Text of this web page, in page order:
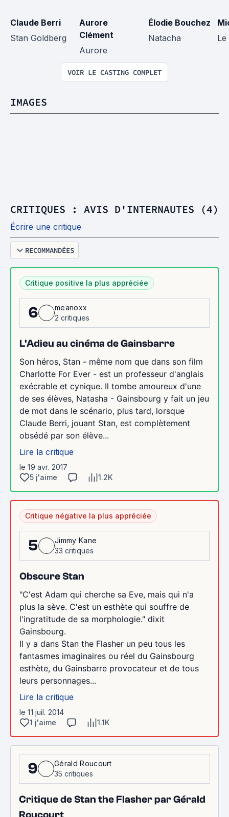
Claude Berri
Stan Goldberg
Aurore
Clément
Aurore
Élodie Bouchez
Natacha
Le
VOIR LE CASTING COMPLET
IMAGES
CRITIQUES : AVIS D'INTERNAUTES (4)
Écrire une critique
RECOMMANDÉES
Critique positive la plus appréciée
6
meanoxx
2 critiques
L'Adieu au cinéma de Gainsbarre
Son héros, Stan - même nom que dans son film
Charlotte For Ever - est un professeur d'anglais
exécrable et cynique. Il tombe amoureux d'une
de ses élèves, Natasha - Gainsbourg y fait un jeu
de mot dans le scénario, plus tard, lorsque
Claude Berri, jouant Stan, est complètement
obsédé par son élève...
Lire la critique
le 19 avr. 2017
5 j'aime
1.2K
Critique négative la plus appréciée
5
Jimmy Kane
33 critiques
Obscure Stan
"C'est Adam qui cherche sa Eve, mais qui n'a
plus la sève. C'est un esthète qui souffre de
l'ingratitude de sa morphologie." dixit
Gainsbourg.
Il y a dans Stan the Flasher un peu tous les
fantasmes imaginaires ou réel du Gainsbourg
esthète, du Gainsbarre provocateur et de tous
leurs personnages...
Lire la critique
le 11 juil. 2014
1 j'aime
1.1K
9
Gérald Roucourt
35 critiques
Critique de Stan the Flasher par Gérald